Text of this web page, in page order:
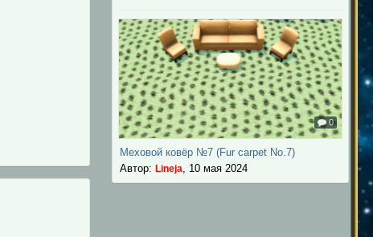
0
Меховой ковёр №7 (Fur carpet No.7)
Автор: Lineja 10 мая 2024